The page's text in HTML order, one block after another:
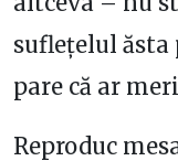
suflețelul ăsta
pare că ar
Reproduc